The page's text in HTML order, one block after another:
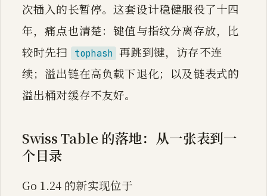
次插入的长暂停。这套设计稳健服役了十四
年，痛点也清楚：键值与指纹分离存放，比
较时先扫
tophash 再跳到键，访存不连
续；溢出链在高负载下退化；以及链表式的
溢出桶对缓存不友好。
Swiss Table 的落地：从一张表到一
个目录
Go 1.24 的新实现位于